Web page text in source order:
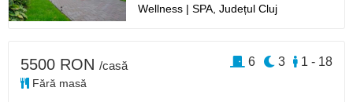
Wellness | SPA, Județul Cluj
5500 RON /casă
Fără masă
1 - 18
3
6